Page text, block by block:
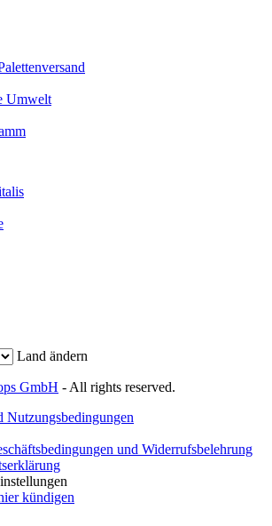
Umwelt
Land ändern
GmbH - All rights reserved.
Nutzungsbedingungen
und Widerrufsbelehrung
kündigen